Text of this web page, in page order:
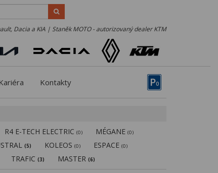
Dacia a KIA | Staněk MOTO - autorizovaný dealer KTM
P0
Kontakty
R4 E-TECH ELECTRIC(0) MÉGANE(0)
(5) KOLEOS(0) ESPACE(0)
TRAFIC(3) MASTER(6)